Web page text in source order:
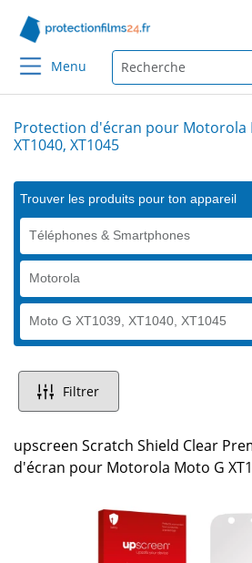
Menu
Protection d'écran pour Motorola
XT1040, XT1045
Trouver les produits pour ton appareil
Téléphones & Smartphones
Motorola
Moto G XT1039, XT1040, XT1045
Filtrer
upscreen Scratch Shield Clear
d'écran pour Motorola Moto G